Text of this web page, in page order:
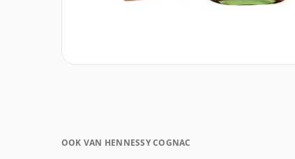
OOK VAN HENNESSY COGNAC